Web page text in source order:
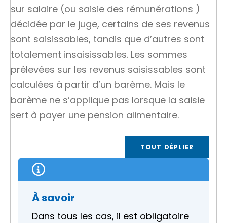
sur salaire (ou saisie des rémunérations )
décidée par le juge, certains de ses revenus
sont saisissables, tandis que d’autres sont
totalement insaisissables. Les sommes
prélevées sur les revenus saisissables sont
calculées à partir d’un barème. Mais le
barème ne s’applique pas lorsque la saisie
sert à payer une pension alimentaire.
TOUT DÉPLIER
À savoir
Dans tous les cas, il est obligatoire